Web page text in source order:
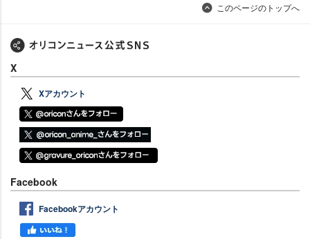
このページのトップへ
X
Xアカウント
Facebook
Facebookアカウント